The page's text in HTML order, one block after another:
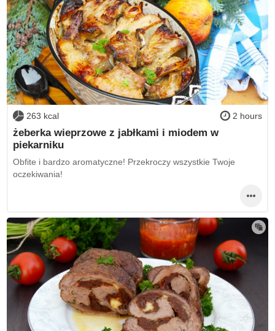
263 kcal 2 hours
żeberka wieprzowe z jabłkami i miodem w
piekarniku
Obfite i bardzo aromatyczne! Przekroczy wszystkie Twoje
oczekiwania!